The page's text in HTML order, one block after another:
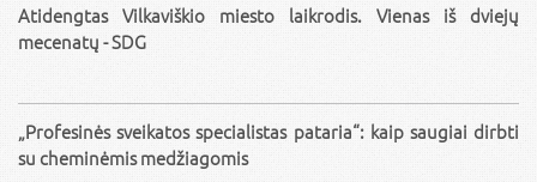
Atidengtas Vilkaviškio miesto laikrodis. Vienas iš dviejų
mecenatų - SDG
„Profesinės sveikatos specialistas pataria“: kaip saugiai dirbti
su cheminėmis medžiagomis